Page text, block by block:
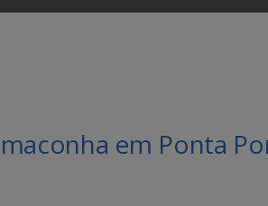
em Ponta